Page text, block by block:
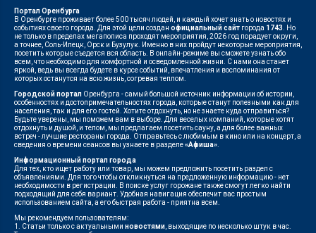
Портал Оренбурга
В Оренбурге проживает более 500 тысяч людей, и каждый хочет знать о новостях и
событиях своего города. Для этой цели создан официальный сайт города 1743 . Но
не только в пределах мегаполиса проходят мероприятия, 2026 год порадует округи,
а точнее, Соль-Илецк, Орск и Бузулук. Именно в них пройдут некоторые мероприятия,
посетить которые съедется вся область. В онлайн-режиме вы сможете узнать обо
всем, что необходимо для комфортной и осведомленной жизни. С нами она станет
яркой, ведь вы всегда будете в курсе событий, впечатления и воспоминания от
которых останутся на всю жизнь, согревая теплом.
Городской портал Оренбурга - самый большой источник информации об истории,
особенностях и достопримечательностях города, которые станут полезными как для
населения, так и для его гостей. Хотите отдохнуть, но не знаете куда отправиться?
Будьте уверены, мы поможем вам в выборе. Для веселых компаний, которые хотят
отдохнуть и душой, и телом, мы предлагаем посетить сауну, а для более важных
встреч - лучшие рестораны города. Отправьтесь с любимым в кино или на концерт, а
сведения о времени сеансов вы узнаете в разделе«Афиша»
Информационный портал города
Для тех, кто ищет работу или товар, мы можем предложить посетить раздел с
объявлениями. Для того чтобы откликнуться на предложенную информацию - нет
необходимости в регистрации. В поиске услуг горожане также смогут легко найти
подходящий для себя вариант. Удобная навигация обеспечит вас простым
использованием сайта, а его быстрая работа - приятна всем.
Мы рекомендуем пользователям:
1. Статьи только с актуальными новостями , выходящие по несколько штук в час.